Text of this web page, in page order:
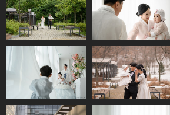
시그니처파티플레
이스(의정부)
시그니처파티플레
이스(부천)
시그니처파티플레
이스(민락)
시그니처파티플레
이스(의정부)